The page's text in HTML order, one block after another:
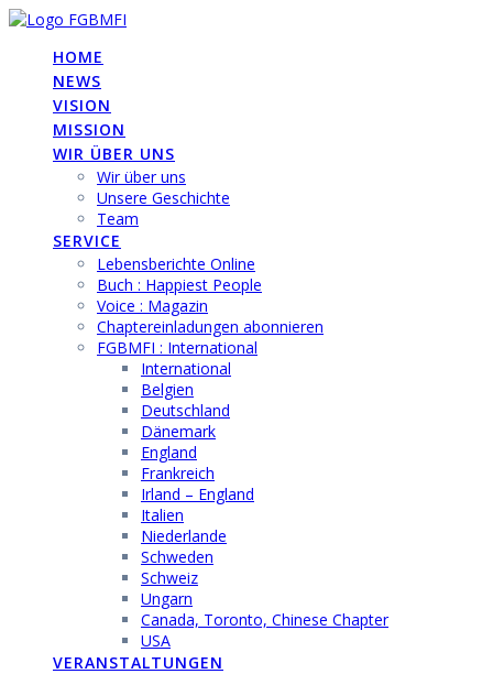
Skip
contentHOME
NEWS
VISION
MISSION
WIR ÜBER UNS
Wir über uns
Unsere Geschichte
Team
SERVICE
Lebensberichte Online
Buch : Happiest People
Voice : Magazin
Chaptereinladungen abonnieren
FGBMFI : International
International
Belgien
Deutschland
Dänemark
England
Frankreich
Irland – England
Italien
Niederlande
Schweden
Schweiz
Ungarn
Canada, Toronto, Chinese Chapter
USA
VERANSTALTUNGEN